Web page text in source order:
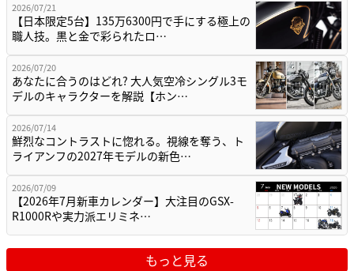
2026/07/21
【日本限定5台】135万6300円で手にする極上の
職人技。黒と金で彩られたロ…
2026/07/20
あなたに合うのはどれ? 大人気空冷シングル3モ
デルのキャラクターを解説【ホン…
2026/07/14
鮮烈なコントラストに惚れる。視線を奪う、ト
ライアンフの2027年モデルの新色…
2026/07/09
【2026年7月新車カレンダー】大注目のGSX-
R1000Rや実力派エリミネ…
もっと見る